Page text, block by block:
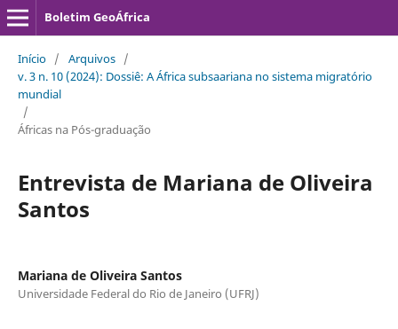
Boletim GeoÁfrica
Início / Arquivos /
v. 3 n. 10 (2024): Dossiê: A África subsaariana no sistema migratório
mundial
/
Áfricas na Pós-graduação
Entrevista de Mariana de Oliveira
Santos
Mariana de Oliveira Santos
Universidade Federal do Rio de Janeiro (UFRJ)